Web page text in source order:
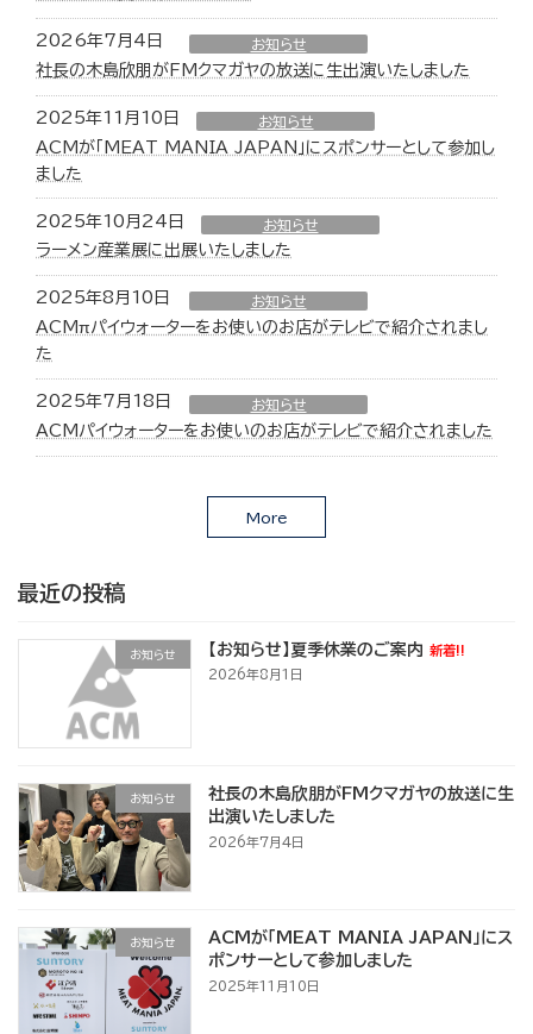
2026年7月4日 お知らせ
社長の木島欣朋がFMクマガヤの放送に生出演いたしました
2025年11月10日 お知らせ
ACMが「MEAT MANIA JAPAN」にスポンサーとして参加し
ました
2025年10月24日 お知らせ
ラーメン産業展に出展いたしました
2025年8月10日 お知らせ
ACMπパイウォーターをお使いのお店がテレビで紹介されまし
た
2025年7月18日 お知らせ
ACMパイウォーターをお使いのお店がテレビで紹介されました
More
最近の投稿
お知らせ 【お知らせ】夏季休業のご案内 新着!!
2026年8月1日
お知らせ
社長の木島欣朋がFMクマガヤの放送に生
出演いたしました
2026年7月4日
お知らせ
ACMが「MEAT MANIA JAPAN」にス
ポンサーとして参加しました
2025年11月10日